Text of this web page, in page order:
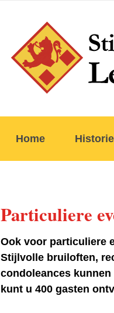
Home Historie
Particuliere
Ook voor particuliere
Stijlvolle bruiloften,
condoleances
kunt u 400 gasten